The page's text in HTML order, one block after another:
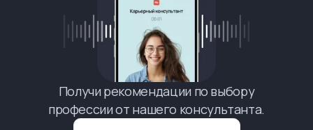
Получи рекомендации по выбору
профессии от нашего консультанта.